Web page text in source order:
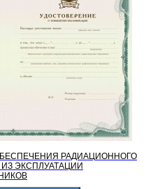
РАДИАЦИОННОГО
ЭКСПЛУАТАЦИИ